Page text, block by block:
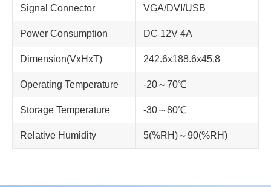
Signal Connector VGA/DVI/USB
Power Consumption DC 12V 4A
Dimension(VxHxT) 242.6x188.6x45.8
Operating Temperature -20～70℃
Storage Temperature -30～80℃
Relative Humidity 5(%RH)～90(%RH)